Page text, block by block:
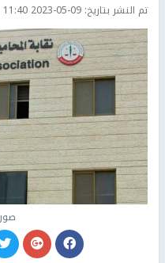
تم النشر بتاريخ: 2023-05-09 11:40